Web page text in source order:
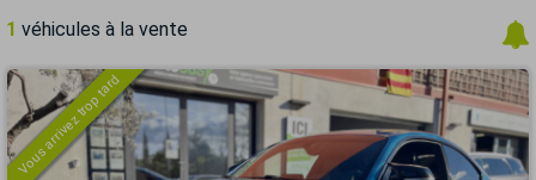
1 véhicules à la vente
Vous arrivez trop tard